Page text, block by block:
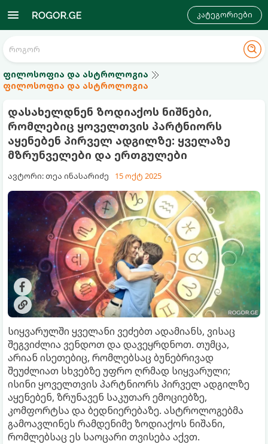
კატეგორიები
ფილოსოფია და ასტროლოგია
ფილოსოფია და ასტროლოგია
დასახელდნენ ზოდიაქოს ნიშნები,
რომლებიც ყოველთვის პარტნიორს
აყენებენ პირველ ადგილზე: ყველაზე
მზრუნველები და ერთგულები
ავტორი: თეა ინასარიძე 15 ოქტ 2025
სიყვარულში ყველანი ვეძებთ ადამიანს, ვისაც
შეგვიძლია ვენდოთ და დავეყრდნოთ. თუმცა,
არიან ისეთებიც, რომლებსაც ბუნებრივად
შეუძლიათ სხვებზე უფრო ღრმად სიყვარული;
ისინი ყოველთვის პარტნიორს პირველ ადგილზე
აყენებენ, ზრუნავენ საკუთარ ემოციებზე,
კომფორტსა და ბედნიერებაზე. ასტროლოგებმა
გამოავლინეს რამდენიმე ზოდიაქოს ნიშანი,
რომლებსაც ეს საოცარი თვისება აქვთ.